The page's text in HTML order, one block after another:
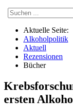
Aktuelle Seite:
Alkoholpolitik
Aktuell
Rezensionen
Bücher
ersten